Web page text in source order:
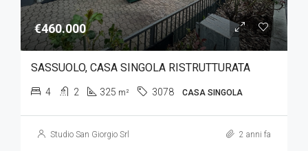
€460.000
SASSUOLO, CASA SINGOLA RISTRUTTURATA
4 2 325 m² 3078 CASA SINGOLA
Studio San Giorgio Srl 2 anni fa